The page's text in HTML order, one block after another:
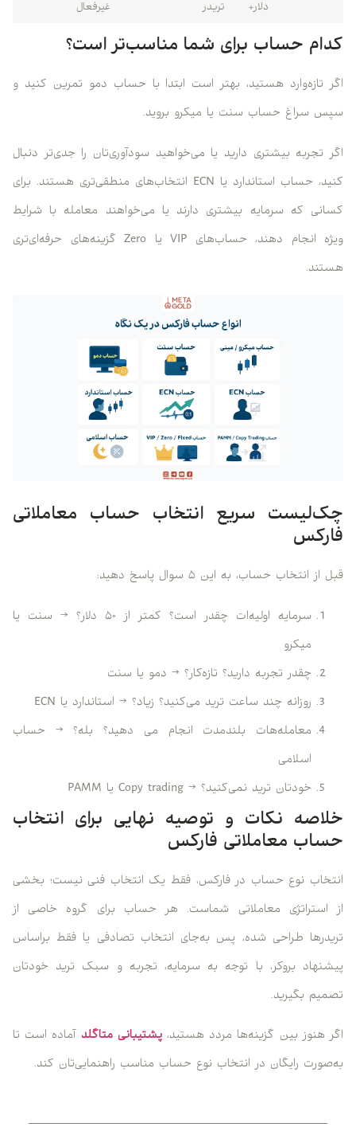
دلار+
تریدر
غیرفعال
کدام حساب برای شما مناسب‌تر است؟
اگر تازه‌وارد هستید، بهتر است ابتدا با حساب دمو تمرین کنید و
سپس سراغ حساب سنت یا میکرو بروید.
اگر تجربه بیشتری دارید یا می‌خواهید سودآوری‌تان را جدی‌تر دنبال
کنید، حساب استاندارد یا ECN انتخاب‌های منطقی‌تری هستند. برای
کسانی که سرمایه بیشتری دارند یا می‌خواهند معامله با شرایط
ویژه انجام دهند، حساب‌های VIP یا Zero گزینه‌های حرفه‌ای‌تری
هستند.
چک‌لیست سریع انتخاب حساب معاملاتی
فارکس
قبل از انتخاب حساب، به این ۵ سوال پاسخ دهید:
سرمایه‌ اولیه‌ات چقدر است؟ کمتر از ۵۰ دلار؟ → سنت یا
میکرو
چقدر تجربه دارید؟ تازه‌کار؟ → دمو یا سنت
روزانه چند ساعت ترید می‌کنید؟ زیاد؟ → استاندارد یا ECN
معامله‌هات بلندمدت انجام می دهید؟ بله؟ → حساب
اسلامی
خودتان ترید نمی‌کنید؟ → Copy trading یا PAMM
خلاصه نکات و توصیه نهایی برای انتخاب
حساب معاملاتی فارکس
انتخاب نوع حساب در فارکس، فقط یک انتخاب فنی نیست؛ بخشی
از استراتژی معاملاتی شماست. هر حساب برای گروه خاصی از
تریدرها طراحی شده، پس به‌جای انتخاب تصادفی یا فقط براساس
پیشنهاد بروکر، با توجه به سرمایه، تجربه و سبک ترید خودتان
تصمیم بگیرید.
اگر هنوز بین گزینه‌ها مردد هستید،پشتیبانی متاگلد آماده‌ است تا
به‌صورت رایگان در انتخاب نوع حساب مناسب راهنمایی‌تان کند.